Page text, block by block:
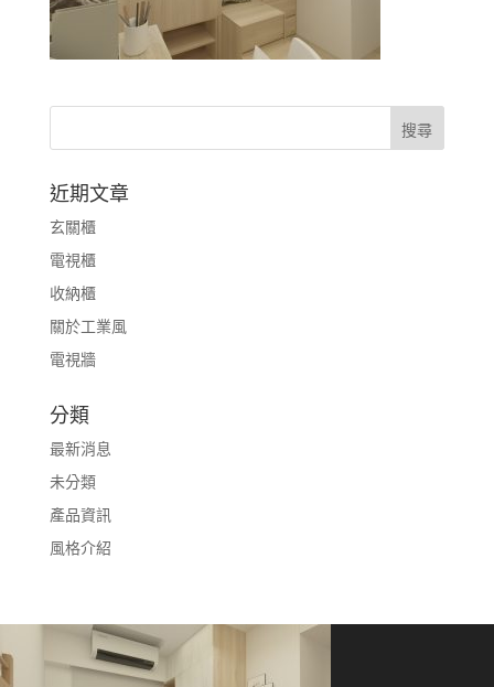
近期文章
玄關櫃
電視櫃
收納櫃
關於工業風
電視牆
分類
最新消息
未分類
產品資訊
風格介紹